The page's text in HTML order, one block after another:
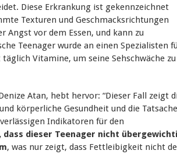
Diese Erkrankung ist gekennzeichnet
Texturen und Geschmacksrichtungen
Angst vor dem Essen, und kann zu
Teenager wurde an einen Spezialisten
Vitamine, um seine Sehschwäche zu
Atan, hebt hervor: “Dieser Fall zeigt
körperliche Gesundheit und die
Indikatoren für den
dass dieser Teenager nicht
, was nur zeigt, dass Fettleibigkeit nicht